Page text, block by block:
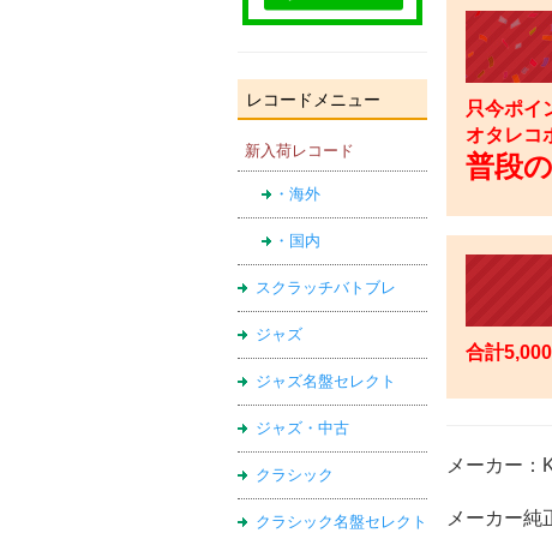
レコードメニュー
新入荷レコード
・海外
・国内
スクラッチバトブレ
ジャズ
ジャズ名盤セレクト
ジャズ・中古
クラシック
クラシック名盤セレクト
只今ポイ
オタレコ
普段
合計
メーカー：
メーカー純